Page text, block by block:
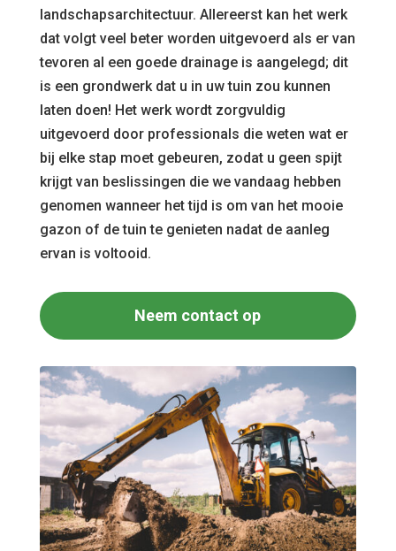
landschapsarchitectuur. Allereerst kan het werk
dat volgt veel beter worden uitgevoerd als er van
tevoren al een goede drainage is aangelegd; dit
is een grondwerk dat u in uw tuin zou kunnen
laten doen! Het werk wordt zorgvuldig
uitgevoerd door professionals die weten wat er
bij elke stap moet gebeuren, zodat u geen spijt
krijgt van beslissingen die we vandaag hebben
genomen wanneer het tijd is om van het mooie
gazon of de tuin te genieten nadat de aanleg
ervan is voltooid.
Neem contact op